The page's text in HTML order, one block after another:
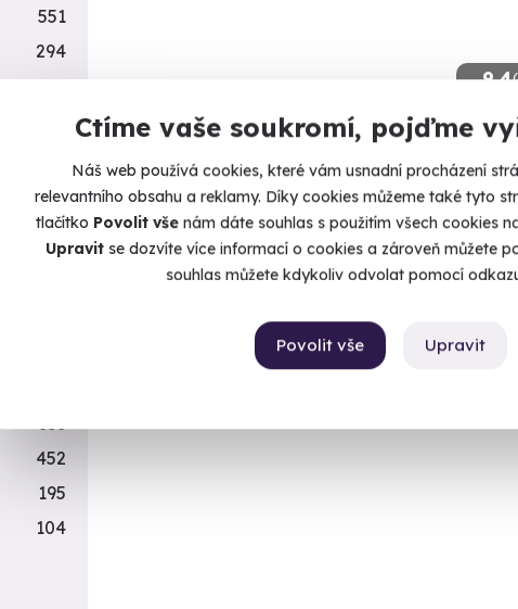
Ctíme vaše soukromí, pojďme
Náš web používá cookies, které vám usnadní procházení
relevantního obsahu a reklamy. Díky cookies můžeme také tyto
tlačítko Povolit vše nám dáte souhlas s použitím všech cookies
Upravitse dozvíte více informací o cookies a zároveň můžete
souhlas můžete kdykoliv odvolat pomocí
Upravit
Povolit vše
9.4
Zážitková střelba: Nejsilnější zbraně
zbraní
Vypálíte 13 výstřelů!
Otrokovice - vnitřní střelnice
(+ 28 dalších lokalit)
551
294
450
4
196
31
353
452
195
104